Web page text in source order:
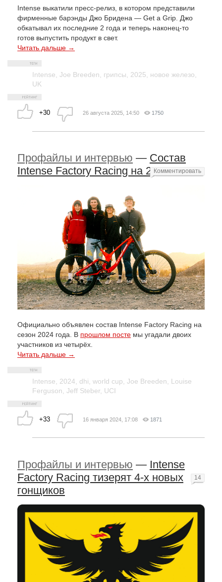
Intense выкатили пресс-релиз, в котором представили
фирменные барэнды Джо Бридена — Get a Grip. Джо
обкатывал их последние 2 года и теперь наконец-то
готов выпустить продукт в свет.
Читать дальше →
Intense Joe Breeden грипсы 2025 новое железо
UK
+30 26 августа 2025, 14:50 1750
Профайлы и интервью — Состав
Intense Factory Racing на 2024 год
Официально объявлен состав Intense Factory Racing на
сезон 2024 года. В прошлом посте мы угадали двоих
участников из четырёх.
Читать дальше →
Intense, 2024, dhi, world cup, Joe Breeden, Louise
Ferguson, Jeff Steber, UCI
+33
Комментировать
16 января 2024, 17:08 1871
Профайлы и интервью — Intense
Factory Racing тизерят 4-х новых
гонщиков
14